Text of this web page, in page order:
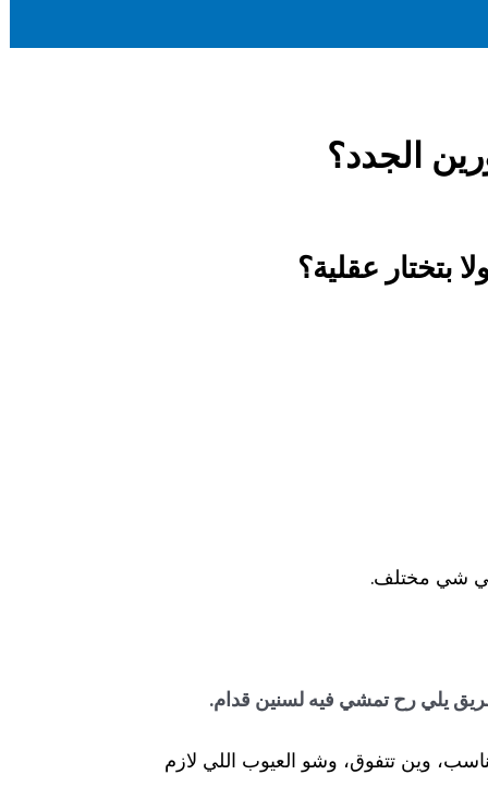
بتختار عقلية؟
شي مختلف.
يلي رح تمشي فيه لسنين قدام.
وين تتفوق، وشو العيوب اللي لازم